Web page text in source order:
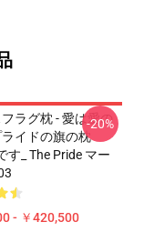
フラグ枕 - 愛は愛の
ライドの旗の枕
す_ The Pride マー
- ￥420,500
-20%